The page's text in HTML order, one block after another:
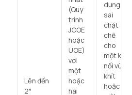
Lên đến
2″
(Quy
trình
JCOE
hoặc
UOE)
với
một
hoặc
hai
dung
sai
chặt
chẽ
cho
một kết
nối vừa
khít
hoặc